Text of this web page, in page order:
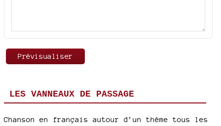
LES VANNEAUX DE PASSAGE
Chanson en français autour d’un thème tous les